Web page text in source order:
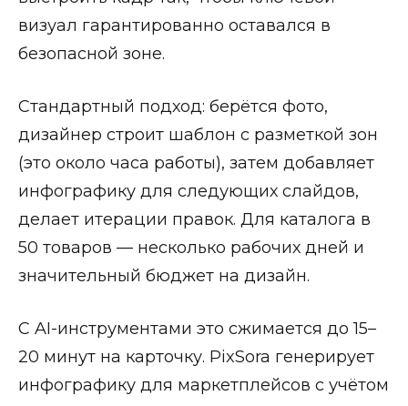
визуал гарантированно оставался в
безопасной зоне.
Стандартный подход: берётся фото,
дизайнер строит шаблон с разметкой зон
(это около часа работы), затем добавляет
инфографику для следующих слайдов,
делает итерации правок. Для каталога в
50 товаров — несколько рабочих дней и
значительный бюджет на дизайн.
С AI-инструментами это сжимается до 15–
20 минут на карточку. PixSora генерирует
инфографику для маркетплейсов с учётом